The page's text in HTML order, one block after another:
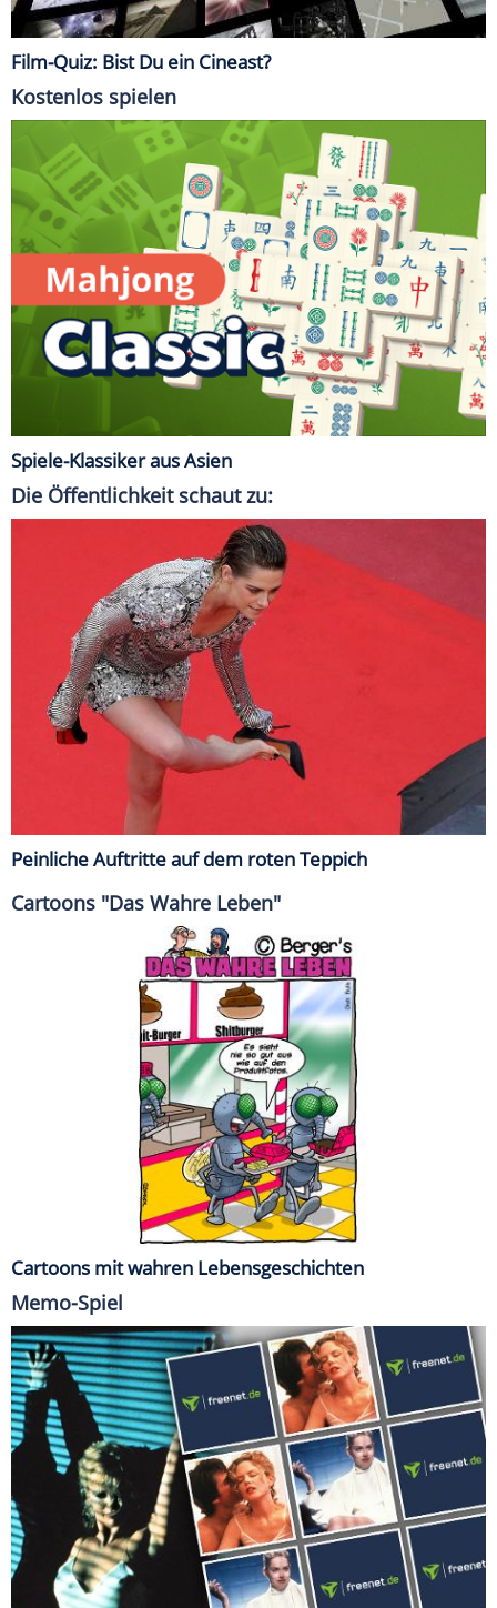
Film-Quiz: Bist Du ein Cineast?
Kostenlos spielen
Spiele-Klassiker aus Asien
Die Öffentlichkeit schaut zu:
Peinliche Auftritte auf dem roten Teppich
Cartoons "Das Wahre Leben"
Cartoons mit wahren Lebensgeschichten
Memo-Spiel